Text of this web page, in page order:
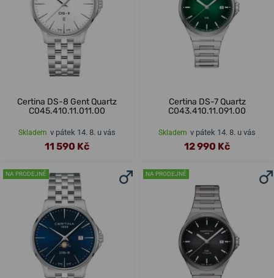
Certina DS-8 Gent Quartz
C045.410.11.011.00
Skladem v pátek 14. 8. u vás
11 590 Kč
Certina DS-7 Quartz
C043.410.11.091.00
Skladem v pátek 14. 8. u vás
12 990 Kč
NA PRODEJNĚ NA PRODEJNĚ